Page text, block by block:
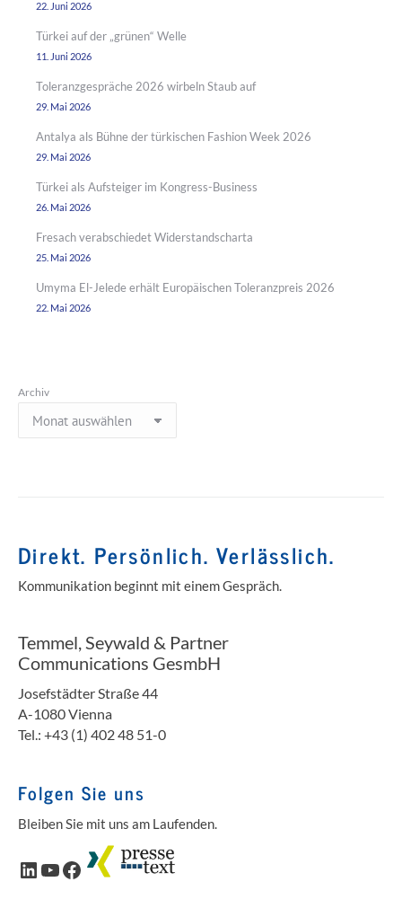
22. Juni 2026
Türkei auf der „grünen“ Welle
11. Juni 2026
Toleranzgespräche 2026 wirbeln Staub auf
29. Mai 2026
Antalya als Bühne der türkischen Fashion Week 2026
29. Mai 2026
Türkei als Aufsteiger im Kongress-Business
26. Mai 2026
Fresach verabschiedet Widerstandscharta
25. Mai 2026
Umyma El-Jelede erhält Europäischen Toleranzpreis 2026
22. Mai 2026
Archiv
Direkt. Persönlich. Verlässlich.
Kommunikation beginnt mit einem Gespräch.
Temmel, Seywald & Partner
Communications GesmbH
Josefstädter Straße 44
A-1080 Vienna
Tel.: +43 (1) 402 48 51-0
Folgen Sie uns
Bleiben Sie mit uns am Laufenden.
LinkedIn
YouTube
Facebook